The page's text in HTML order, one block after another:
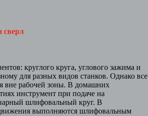
сверл
круглого круга, углового зажима и
для разных видов станков. Однако все
вне рабочей зоны. В домашних
инструмент при подаче на
шлифовальный круг. В
выполняются шлифовальным